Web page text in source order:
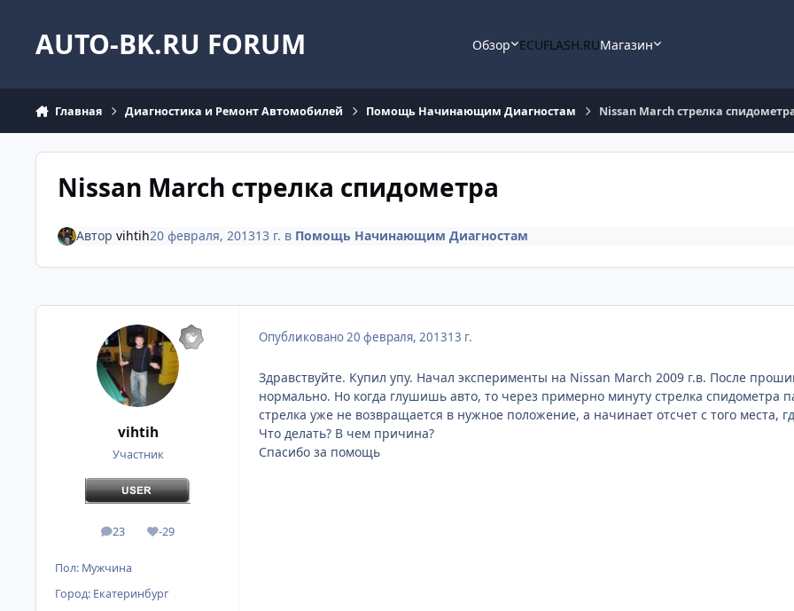
AUTO-BK.RU FORUM Обзор ECUFLASH.RUМагазин
Главная Диагностика и Ремонт Автомобилей Помощь Начинающим Диагностам Nissan March стрелка
Nissan March стрелка спидометра
Автор vihtih20 февраля, 201313 г. в Помощь Начинающим Диагностам
vihtih
Участник
23
сообщения
-29
Репутация
Пол: Мужчина
Город: Екатеринбург
Опубликовано 20 февраля, 201313 г.
Здравствуйте. Купил упу. Начал эксперименты на Nissan March 2009 г.в. После
нормально. Но когда глушишь авто, то через примерно минуту стрелка спидометра
стрелка уже не возвращается в нужное положение, а начинает отсчет с того места,
Что делать? В чем причина?
Спасибо за помощь